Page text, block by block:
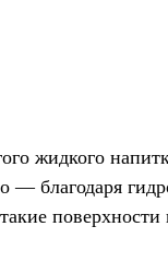
жидкого
— благодаря